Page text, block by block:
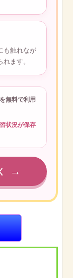
も触れなが
ます。
無料で利用
状況が保存
→